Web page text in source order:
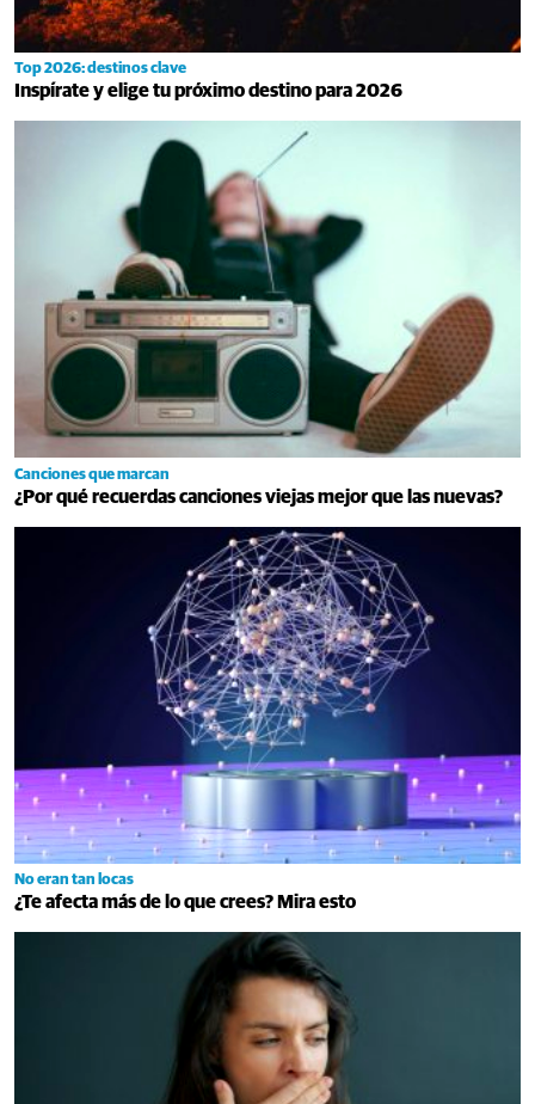
Top 2026: destinos clave
Inspírate y elige tu próximo destino para 2026
Canciones que marcan
¿Por qué recuerdas canciones viejas mejor que las nuevas?
No eran tan locas
¿Te afecta más de lo que crees? Mira esto